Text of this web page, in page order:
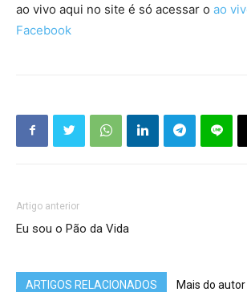
ao vivo aqui no site é só acessar o ao
Facebook
Artigo anterior
Eu sou o Pão da Vida
ARTIGOS RELACIONADOS Mais do autor